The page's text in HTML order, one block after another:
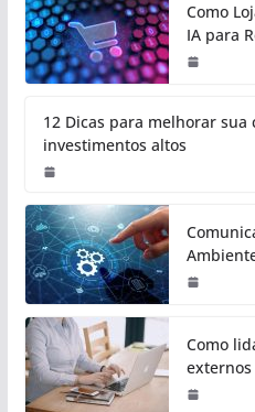
Como
IA para
12 Dicas para melhorar
investimentos altos
Como
externos